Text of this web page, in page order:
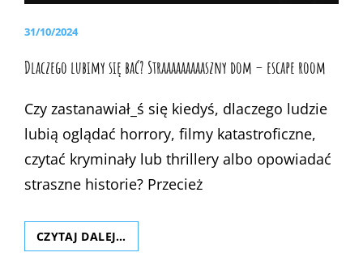
POSTED
31/10/2024
Dlaczego lubimy się bać? Straaaaaaaaaszny dom – escape room
Czy zastanawiał_ś się kiedyś, dlaczego ludzie
lubią oglądać horrory, filmy katastroficzne,
czytać kryminały lub thrillery albo opowiadać
straszne historie? Przecież
CZYTAJ DALEJ…DLACZEGO
LUBIMY